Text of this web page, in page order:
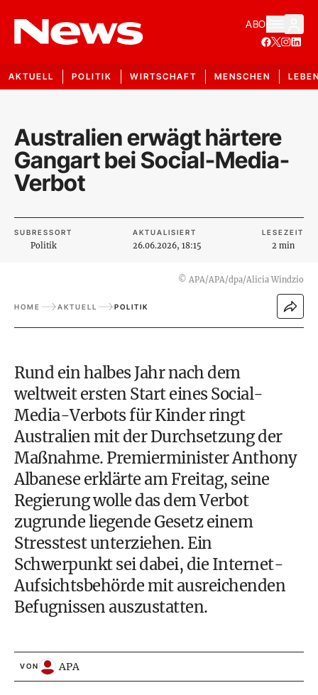
ABO
AKTUELL POLITIK WIRTSCHAFT MENSCHEN
Australien erwägt härtere
Gangart bei Social-Media-
Verbot
SUBRESSORT
Politik
AKTUALISIERT
26.06.2026, 18:15
LESEZEIT
2 min
© APA/APA/dpa/Alicia Windzio
HOME AKTUELL POLITIK
Rund ein halbes Jahr nach dem
weltweit ersten Start eines Social-
Media-Verbots für Kinder ringt
Australien mit der Durchsetzung der
Maßnahme. Premierminister Anthony
Albanese erklärte am Freitag, seine
Regierung wolle das dem Verbot
zugrunde liegende Gesetz einem
Stresstest unterziehen. Ein
Schwerpunkt sei dabei, die Internet-
Aufsichtsbehörde mit ausreichenden
Befugnissen auszustatten.
VON APA